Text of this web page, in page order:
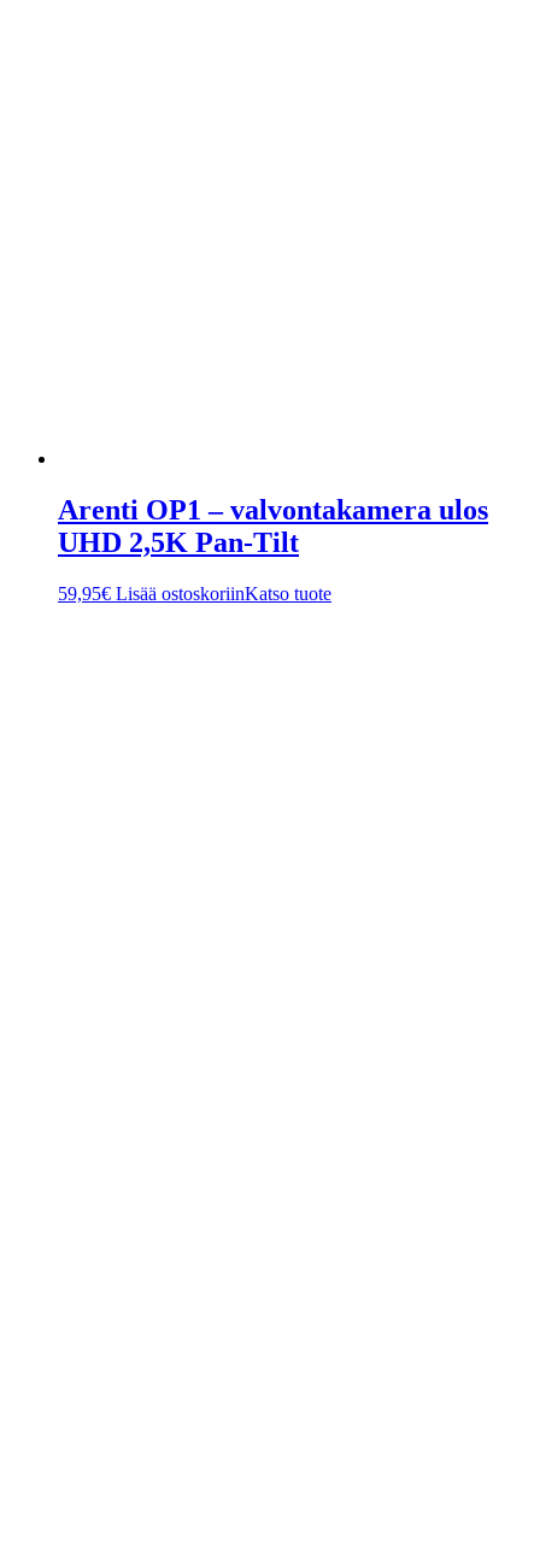
Arenti OP1 – valvontakamera ulos
UHD 2,5K Pan-Tilt
59,95€ Lisää ostoskoriinKatso tuote